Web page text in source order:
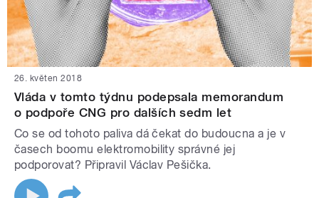
26. květen 2018
Vláda v tomto týdnu podepsala memorandum
o podpoře CNG pro dalších sedm let
Co se od tohoto paliva dá čekat do budoucna a je v
časech boomu elektromobility správné jej
podporovat? Připravil Václav Pešička.